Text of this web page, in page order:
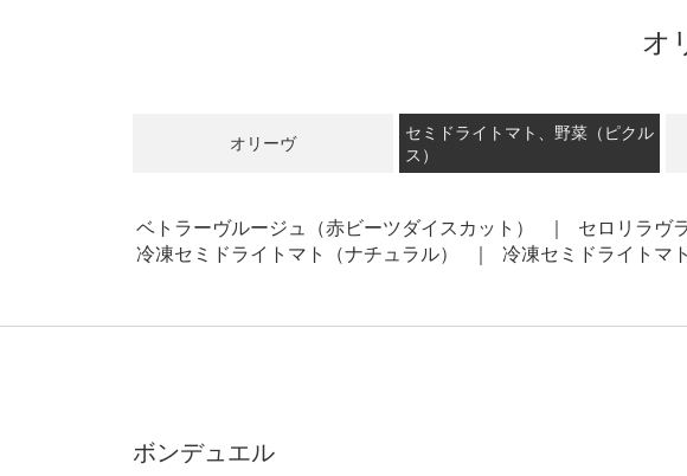
オ
オリーヴ
セミドライトマト、野菜（ピクル
ス）
ベトラーヴルージュ（赤ビーツダイスカット） セロリラヴ
冷凍セミドライトマト（ナチュラル）
冷凍セミドライトマ
ボンデュエル